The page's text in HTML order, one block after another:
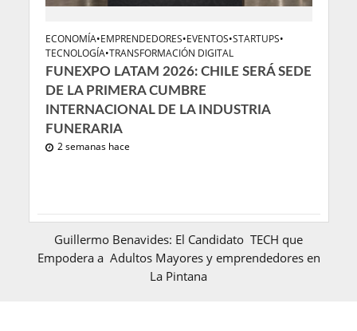
ECONOMÍA•EMPRENDEDORES•EVENTOS•STARTUPS•
TECNOLOGÍA•TRANSFORMACIÓN DIGITAL
FUNEXPO LATAM 2026: CHILE SERÁ SEDE
DE LA PRIMERA CUMBRE
INTERNACIONAL DE LA INDUSTRIA
FUNERARIA
2 semanas hace
Guillermo Benavides: El Candidato TECH que
Empodera a Adultos Mayores y emprendedores en
La Pintana